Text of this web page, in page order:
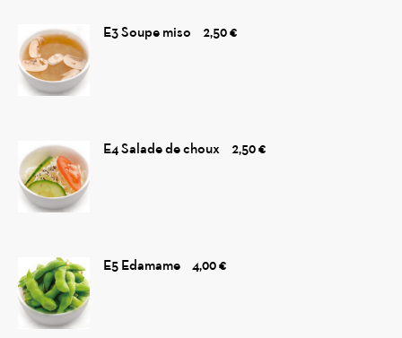
E3 Soupe miso 2,50 €
E4 Salade de choux 2,50 €
E5 Edamame 4,00 €